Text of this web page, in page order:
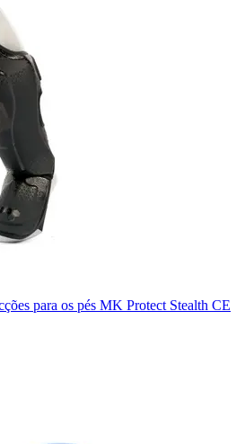
para os pés MK Protect Stealth CE